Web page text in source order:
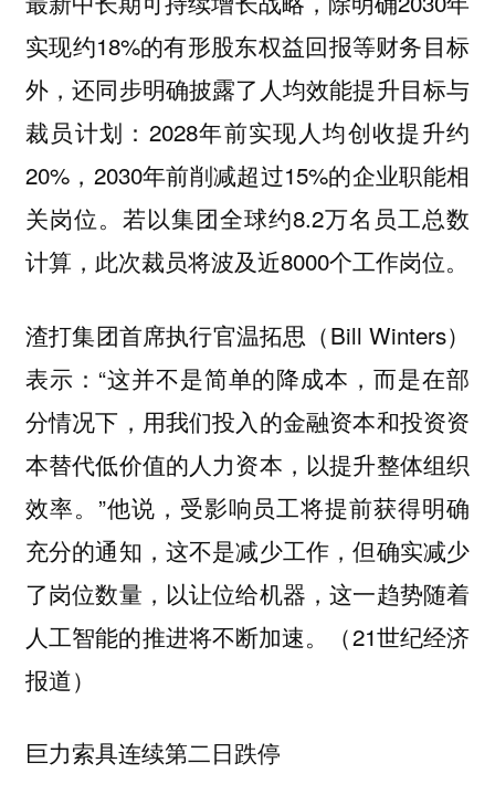
实现约18%的有形股东权益回报等财务目标
外，还同步明确披露了人均效能提升目标与
裁员计划：2028年前实现人均创收提升约
20%，2030年前削减超过15%的企业职能相
关岗位。若以集团全球约8.2万名员工总数
计算，此次裁员将波及近8000个工作岗位。
渣打集团首席执行官温拓思（Bill Winters）
表示：“这并不是简单的降成本，而是在部
分情况下，用我们投入的金融资本和投资资
本替代低价值的人力资本，以提升整体组织
效率。”他说，受影响员工将提前获得明确
充分的通知，这不是减少工作，但确实减少
了岗位数量，以让位给机器，这一趋势随着
人工智能的推进将不断加速。（21世纪经济
报道）
巨力索具连续第二日跌停